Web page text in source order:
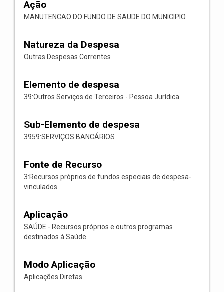
Ação
MANUTENCAO DO FUNDO DE SAUDE DO MUNICIPIO
Natureza da Despesa
Outras Despesas Correntes
Elemento de despesa
39:Outros Serviços de Terceiros - Pessoa Jurídica
Sub-Elemento de despesa
3959:SERVIÇOS BANCÁRIOS
Fonte de Recurso
3:Recursos próprios de fundos especiais de despesa-
vinculados
Aplicação
SAÚDE - Recursos próprios e outros programas
destinados à Saúde
Modo Aplicação
Aplicações Diretas